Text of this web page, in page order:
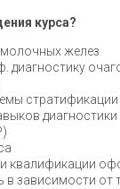
курса?
желез
диагностику
стратификации
диагностики
квалификации
зависимости от